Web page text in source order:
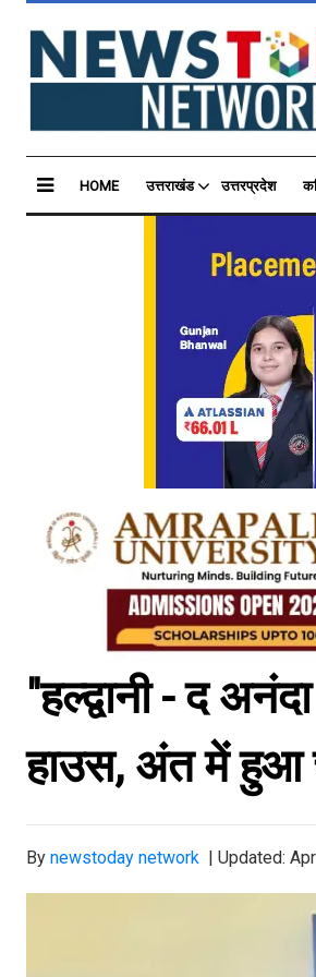
HOME उत्तराखंड उत्तरप्रदेश
"हल्द्वानी - द
हाउस, अंत में हुआ
By newstoday network | Updated: